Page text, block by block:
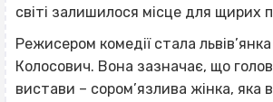
світі залишилося місце для щирих
Режисером комедії стала
Колосович. Вона зазначає, що
вистави – сором’язлива жінка, яка